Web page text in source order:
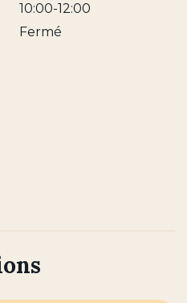
10:00-12:00
Fermé